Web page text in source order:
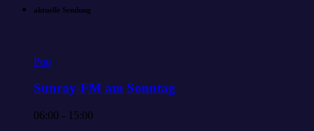
aktuelle Sendung
Pop
Sunray-FM am Sonntag
06:00 - 15:00